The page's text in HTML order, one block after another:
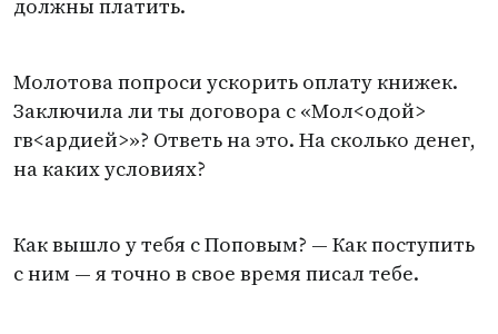
должны платить.
Молотова попроси ускорить оплату книжек.
Заключила ли ты договора с «Мол<одой>
гв<ардией>»? Ответь на это. На сколько денег,
на каких условиях?
Как вышло у тебя с Поповым? — Как поступить
с ним — я точно в свое время писал тебе.